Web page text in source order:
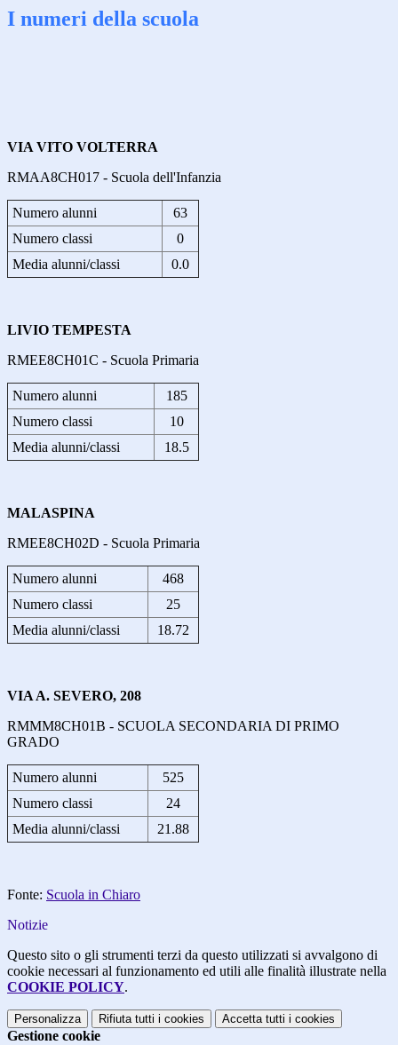
I numeri della scuola
VIA VITO VOLTERRA
RMAA8CH017 - Scuola dell'Infanzia
Numero alunni
63
Numero classi
0
Media alunni/classi
0.0
LIVIO TEMPESTA
RMEE8CH01C - Scuola Primaria
Numero alunni
185
Numero classi
10
Media alunni/classi
18.5
MALASPINA
RMEE8CH02D - Scuola Primaria
Numero alunni
468
Numero classi
25
Media alunni/classi
18.72
VIA A. SEVERO, 208
RMMM8CH01B - SCUOLA SECONDARIA DI PRIMO
GRADO
Numero alunni
525
Numero classi
24
Media alunni/classi
21.88
Fonte: Scuola in Chiaro
Notizie
Questo sito o gli strumenti terzi da questo utilizzati si avvalgono di
cookie necessari al funzionamento ed utili alle finalità illustrate nella
COOKIE POLICY.
Personalizza Rifiuta tutti i cookies Accetta tutti i cookies
Gestione cookie